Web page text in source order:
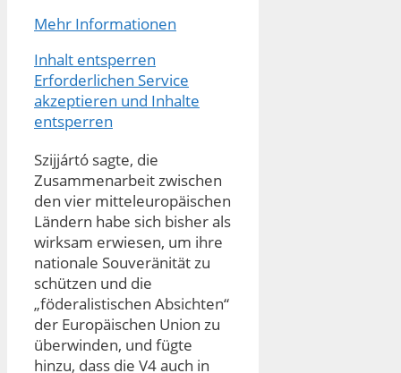
Mehr Informationen
Inhalt entsperren
Erforderlichen Service
akzeptieren und Inhalte
entsperren
Szijjártó sagte, die
Zusammenarbeit zwischen
den vier mitteleuropäischen
Ländern habe sich bisher als
wirksam erwiesen, um ihre
nationale Souveränität zu
schützen und die
„föderalistischen Absichten“
der Europäischen Union zu
überwinden, und fügte
hinzu, dass die V4 auch in